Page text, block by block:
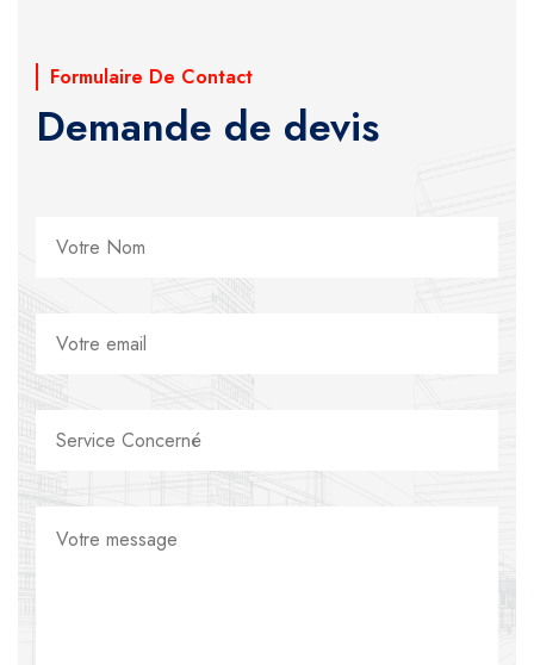
Formulaire De Contact
Demande de devis